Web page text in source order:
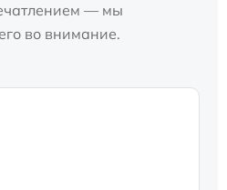
— мы
во внимание.